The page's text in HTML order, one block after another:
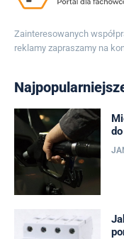
Zainteresowanych
reklamy zapraszamy na